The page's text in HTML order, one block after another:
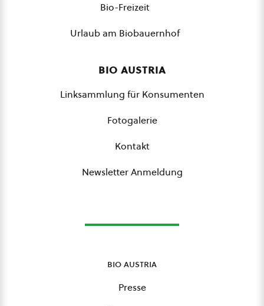
Bio-Freizeit
Urlaub am Biobauernhof
bio austria
Linksammlung für Konsumenten
Fotogalerie
Kontakt
Newsletter Anmeldung
bio austria
Presse